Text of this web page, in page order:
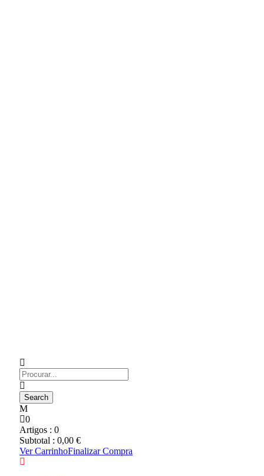
0
Artigos : 0
Subtotal : 0,00 €
Ver CarrinhoFinalizar Compra